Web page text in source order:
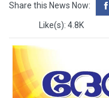
Share this News Now:
Like(s): 4.8K